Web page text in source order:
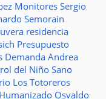
Monitores Sergio
Semorain
residencia
Presupuesto
Demanda Andrea
del Niño Sano
Los Totoreros
Osvaldo